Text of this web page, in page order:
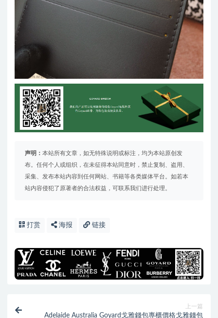
声明： 本站所有文章，如无特殊说明或标注，均为本站原创发
布。任何个人或组织，在未征得本站同意时，禁止复制、盗用、
采集、发布本站内容到任何网站、书籍等各类媒体平台。如若本
站内容侵犯了原著者的合法权益，可联系我们进行处理。
打赏 海报 链接
上一篇
Adelaide Australia Goyard戈雅錢包專櫃價格戈雅錢包